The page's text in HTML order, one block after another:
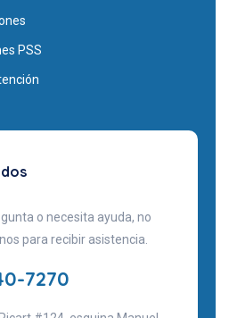
PSS
o necesita ayuda, no
para recibir asistencia.
7270